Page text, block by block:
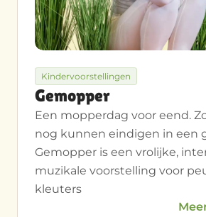
Kindervoorstellingen
Gemopper
Een mopperdag voor eend.
nog kunnen eindigen in een
Gemopper is een vrolijke,
muzikale voorstelling voor
kleuters